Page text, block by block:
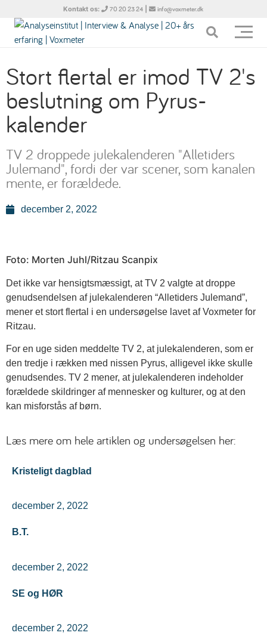
Kontakt os: 70 20 23 24 | info@voxmeter.dk
Stort flertal er imod TV 2's
beslutning om Pyrus-
kalender
TV 2 droppede julekalenderen "Alletiders
Julemand", fordi der var scener, som kanalen
mente, er forældede.
december 2, 2022
Foto: Morten Juhl/Ritzau Scanpix
Det ikke var hensigtsmæssigt, at TV 2 valgte at droppe
genudsendelsen af julekalenderen “Alletiders Julemand”,
mener et stort flertal i en undersøgelse lavet af Voxmeter for
Ritzau.
For en uge siden meddelte TV 2, at julekalenderen, som er
den tredje i rækken med nissen Pyrus, alligevel ikke skulle
genudsendes. TV 2 mener, at julekalenderen indeholder
forældede skildringer af mennesker og kulturer, og at den
kan misforstås af børn.
Læs mere om hele artiklen og undersøgelsen her:
Kristeligt dagblad
december 2, 2022
B.T.
december 2, 2022
SE og HØR
december 2, 2022